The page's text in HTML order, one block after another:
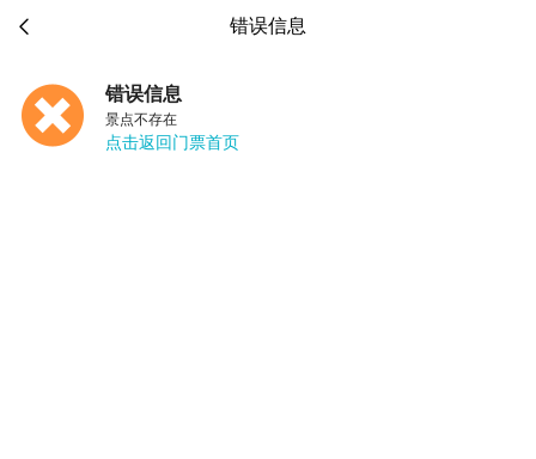
 错误信息
错误信息
景点不存在
点击返回门票首页